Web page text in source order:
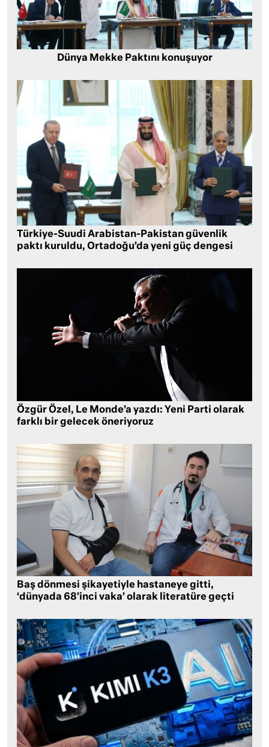
Dünya Mekke Paktını konuşuyor
Türkiye-Suudi Arabistan-Pakistan güvenlik
paktı kuruldu, Ortadoğu’da yeni güç dengesi
Özgür Özel, Le Monde’a yazdı: Yeni Parti olarak
farklı bir gelecek öneriyoruz
Baş dönmesi şikayetiyle hastaneye gitti,
‘dünyada 68’inci vaka’ olarak literatüre geçti